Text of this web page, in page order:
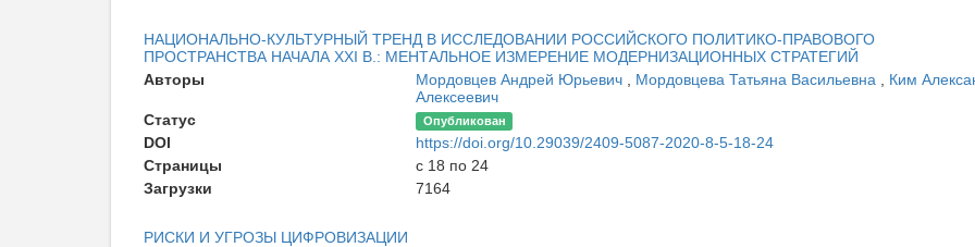
НАЦИОНАЛЬНО-КУЛЬТУРНЫЙ ТРЕНД В ИССЛЕДОВАНИИ РОССИЙСКОГО ПОЛИТИКО-ПРАВОВОГО
ПРОСТРАНСТВА НАЧАЛА XXI В.: МЕНТАЛЬНОЕ ИЗМЕРЕНИЕ МОДЕРНИЗАЦИОННЫХ СТРАТЕГИЙ
Авторы
Мордовцев Андрей Юрьевич Мордовцева Татьяна Васильевна
Ким
Алексеевич
Статус
Опубликован
DOI
https://doi.org/10.29039/2409-5087-2020-8-5-18-24
Страницы
с 18 по 24
Загрузки
7164
РИСКИ И УГРОЗЫ ЦИФРОВИЗАЦИИ